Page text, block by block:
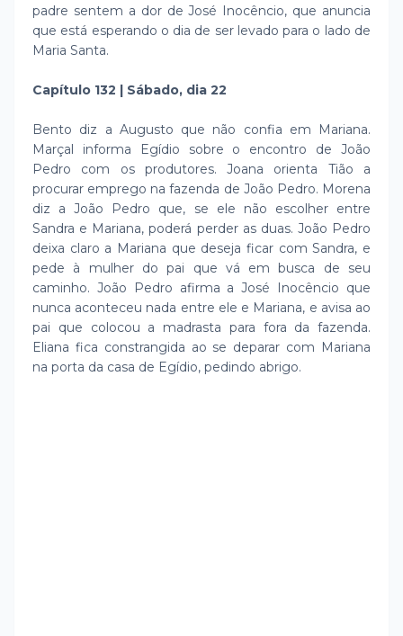
padre sentem a dor de José Inocêncio, que anuncia
que está esperando o dia de ser levado para o lado de
Maria Santa.
Capítulo 132 | Sábado, dia 22
Bento diz a Augusto que não confia em Mariana.
Marçal informa Egídio sobre o encontro de João
Pedro com os produtores. Joana orienta Tião a
procurar emprego na fazenda de João Pedro. Morena
diz a João Pedro que, se ele não escolher entre
Sandra e Mariana, poderá perder as duas. João Pedro
deixa claro a Mariana que deseja ficar com Sandra, e
pede à mulher do pai que vá em busca de seu
caminho. João Pedro afirma a José Inocêncio que
nunca aconteceu nada entre ele e Mariana, e avisa ao
pai que colocou a madrasta para fora da fazenda.
Eliana fica constrangida ao se deparar com Mariana
na porta da casa de Egídio, pedindo abrigo.